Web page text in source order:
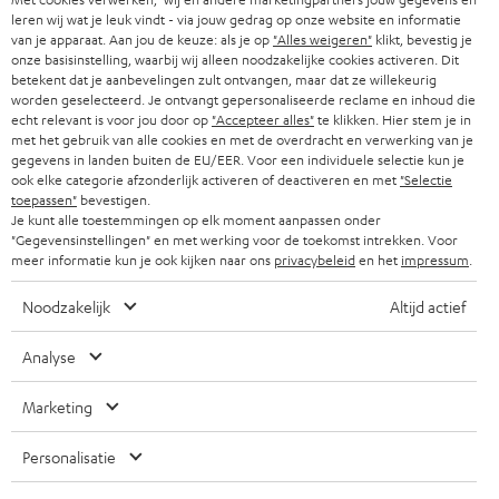
b
r
i
e
f
SMART HOME
BLUETOOTH
KOPTELEFOONS
BLUETOOTH KOPTELEFOONS
COMPLETE SETS
SPEAKERS
ULTIMA
IN-EAR
FANSHOP
NIEUWKOMERS
B2B
PARTNERPROGRAMMA
BLOG
NEWSLETTER
STORES
TEUFEL VOORDELEN
TEUFEL STORY
MANAGEMENT
DUURZAAMHEID
NORMEN EN WAARDES
ZWITSERLAND
NEDERLAND
BELGIË
FRANKRIJK
POLEN
SPANJE
USA
accessoires zijn niet bij de levering inbegrepen. Eventuele
leren wij wat je leuk vindt - via jouw gedrag op onze website en informatie
van je apparaat. Aan jou de keuze: als je op "Alles weigeren" klikt, bevestig je
onze basisinstelling, waarbij wij alleen noodzakelijke cookies activeren. Dit
betekent dat je aanbevelingen zult ontvangen, maar dat ze willekeurig
worden geselecteerd. Je ontvangt gepersonaliseerde reclame en inhoud die
echt relevant is voor jou door op "Accepteer alles"te klikken. Hier stem je in
met het gebruik van alle cookies en met de overdracht en verwerking van je
gegevens in landen buiten de EU/EER. Voor een individuele selectie kun je
ook elke categorie afzonderlijk activeren of deactiveren en met "Selectie
toepassen" bevestigen.
Je kunt alle toestemmingen op elk moment aanpassen onder
"Gegevensinstellingen" en met werking voor de toekomst intrekken. Voor
meer informatie kun je ook kijken naar ons privacybeleiden het impressum
Noodzakelijk Altijd actief
Analyse
Marketing
Personalisatie